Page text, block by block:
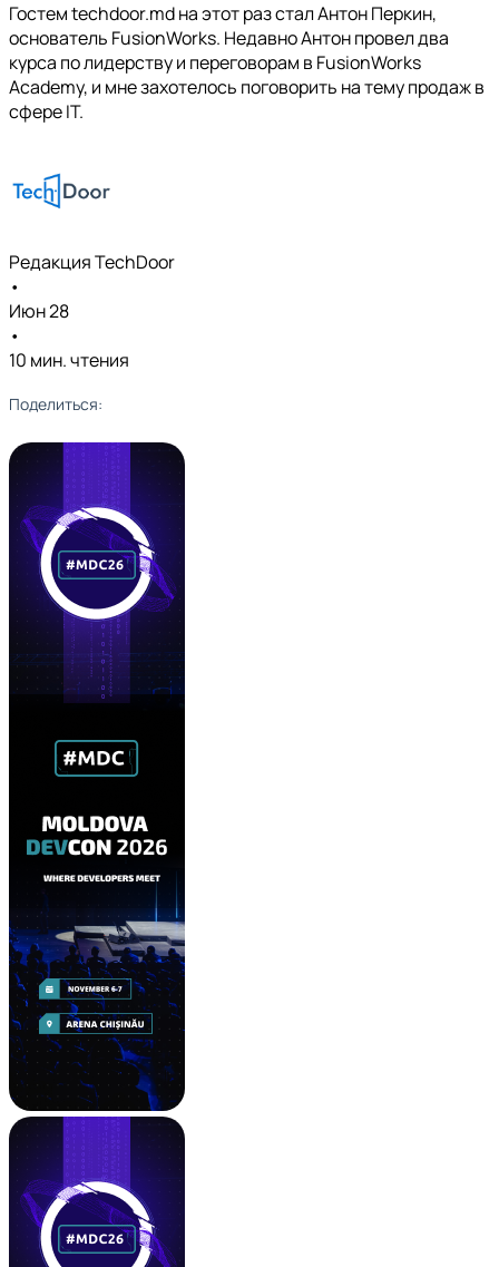
Гостем techdoor.md на этот раз стал Антон Перкин,
основатель FusionWorks. Недавно Антон провел два
курса по лидерству и переговорам в FusionWorks
Academy, и мне захотелось поговорить на тему продаж в
сфере IT.
Редакция TechDoor
•
Июн 28
•
10 мин. чтения
Поделиться: